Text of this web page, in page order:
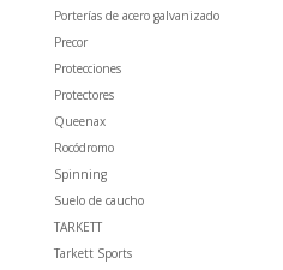
Porterías de acero galvanizado
Precor
Protecciones
Protectores
Queenax
Rocódromo
Spinning
Suelo de caucho
TARKETT
Tarkett Sports